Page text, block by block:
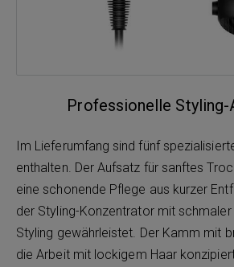
Professionelle
Im Lieferumfang sind fünf
enthalten. Der Aufsatz für sanftes
eine schonende Pflege aus kurzer
der Styling-Konzentrator mit
Styling gewährleistet. Der Kamm mit
die Arbeit mit lockigem Haar